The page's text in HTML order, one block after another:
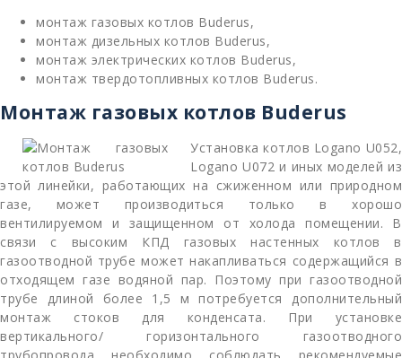
монтаж газовых котлов Buderus,
монтаж дизельных котлов Buderus,
монтаж электрических котлов Buderus,
монтаж твердотопливных котлов Buderus.
Монтаж газовых котлов Buderus
Установка котлов Logano U052,
Logano U072 и иных моделей из
этой линейки, работающих на сжиженном или природном
газе, может производиться только в хорошо
вентилируемом и защищенном от холода помещении. В
связи с высоким КПД газовых настенных котлов в
газоотводной трубе может накапливаться содержащийся в
отходящем газе водяной пар. Поэтому при газоотводной
трубе длиной более 1,5 м потребуется дополнительный
монтаж стоков для конденсата. При установке
вертикального/ горизонтального газоотводного
трубопровода необходимо соблюдать рекомендуемые